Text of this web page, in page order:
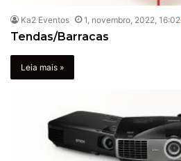
Ka2 Eventos 1, novembro, 2022, 16:02
Tendas/Barracas
Leia mais »